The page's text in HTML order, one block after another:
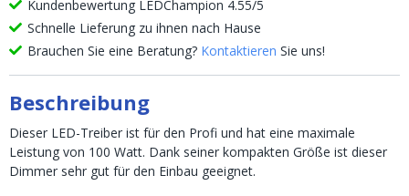
Kundenbewertung LEDChampion 4.55/5
Schnelle Lieferung zu ihnen nach Hause
Brauchen Sie eine Beratung? Kontaktieren Sie uns!
Beschreibung
Dieser LED-Treiber ist für den Profi und hat eine maximale
Leistung von 100 Watt. Dank seiner kompakten Größe ist dieser
Dimmer sehr gut für den Einbau geeignet.